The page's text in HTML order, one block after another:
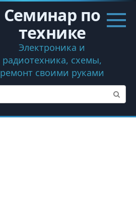
Семинар по
технике
Электроника и
радиотехника, схемы,
ремонт своими руками